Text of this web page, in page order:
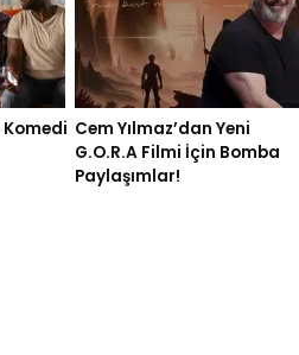
Komedi Cem Yılmaz’dan Yeni
G.O.R.A Filmi İçin Bomba
Paylaşımlar!